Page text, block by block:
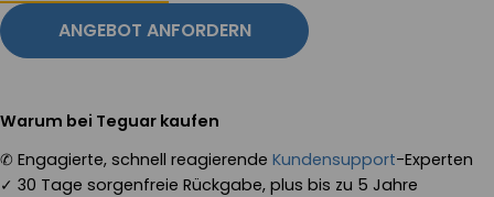
ANGEBOT ANFORDERN
Warum bei Teguar kaufen
✆ Engagierte, schnell reagierende Kundensupport-Experten
✓ 30 Tage sorgenfreie Rückgabe, plus bis zu 5 Jahre